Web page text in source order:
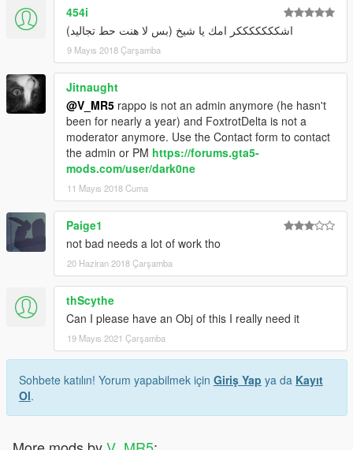
454i
اشكككككككر امك يا شيخ (بس لا هنت حط تجاليد)
9 Mayıs 2018 Çarşamba
Jitnaught
@V_MR5 rappo is not an admin anymore (he hasn't
been for nearly a year) and FoxtrotDelta is not a
moderator anymore. Use the Contact form to contact
the admin or PM https://forums.gta5-
mods.com/user/dark0ne
11 Mayıs 2018 Cuma
Paige1
not bad needs a lot of work tho
20 Haziran 2018 Çarşamba
thScythe
Can I please have an Obj of this I really need it
19 Mayıs 2021 Çarşamba
Sohbete katılın! Yorum yapabilmek için Giriş Yap ya da Kayıt
Ol.